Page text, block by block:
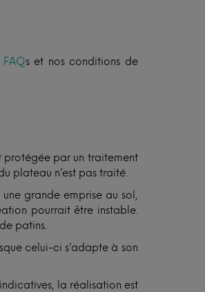
FAQs et nos conditions de
protégée par un traitement
plateau n’est pas traité.
grande emprise au sol,
pourrait être instable.
patins.
celui-ci s’adapte à son
la réalisation est